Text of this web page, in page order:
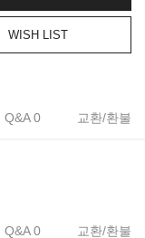
WISH LIST
Q&A 0 교환/환불
Q&A 0 교환/환불